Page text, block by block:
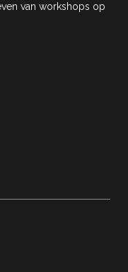
van workshops op